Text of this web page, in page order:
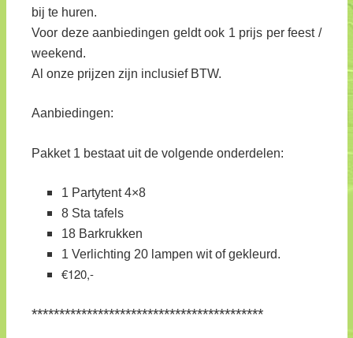
bij te huren.
Voor deze aanbiedingen geldt ook 1 prijs per feest /
weekend.
Al onze prijzen zijn inclusief BTW.
Aanbiedingen:
Pakket 1 bestaat uit de volgende onderdelen:
1 Partytent 4×8
8 Sta tafels
18 Barkrukken
1 Verlichting 20 lampen wit of gekleurd.
€120,-
******************************************